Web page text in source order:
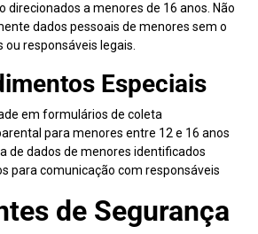
direcionados a menores de 16 anos. Não
dados pessoais de menores sem o
responsáveis legais.
Especiais
em formulários de coleta
para menores entre 12 e 16 anos
de dados de menores identificados
para comunicação com responsáveis
de Segurança